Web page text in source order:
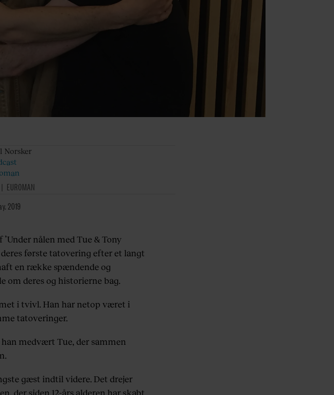
Norsker
EUROMAN
2019
nålen med Tue & Tony
første tatovering efter et langt
en række spændende og
om deres og historierne bag.
i tvivl. Han har netop været i
tatoveringer.
medvært Tue, der sammen
gæst indtil videre. Det drejer
der siden 12-års alderen har skabt